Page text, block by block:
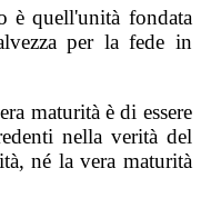
è quell'unità fondata
per la fede in
maturità è di essere
nella verità del
né la vera maturità